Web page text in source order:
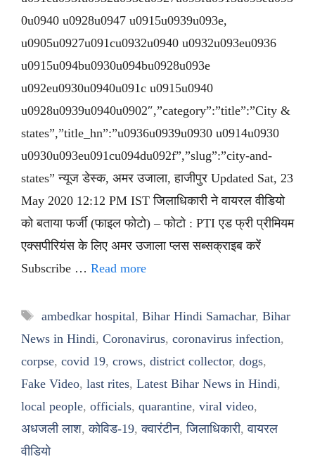
0u0940 u0928u0947 u0915u0939u093e,
u0905u0927u091cu0932u0940 u0932u093eu0936
u0915u094bu0930u094bu0928u093e
u092eu0930u0940u091c u0915u0940
u0928u0939u0940u0902″,”category”:”title”:”City &
states”,”title_hn”:”u0936u0939u0930 u0914u0930
u0930u093eu091cu094du092f”,”slug”:”city-and-
states” न्यूज डेस्क, अमर उजाला, हाजीपुर Updated Sat, 23
May 2020 12:12 PM IST जिलाधिकारी ने वायरल वीडियो
को बताया फर्जी (फाइल फोटो) – फोटो : PTI एड फ्री प्रीमियम
एक्सपीरियंस के लिए अमर उजाला प्लस सब्सक्राइब करें
Subscribe … Read more
Tags
ambedkar hospital, Bihar Hindi Samachar, Bihar
News in Hindi, Coronavirus, coronavirus infection,
corpse, covid 19, crows, district collector, dogs,
Fake Video, last rites, Latest Bihar News in Hindi,
local people, officials, quarantine, viral video,
अधजली लाश,कोविड-19,क्वारंटीन,जिलाधिकारी,वायरल
वीडियो